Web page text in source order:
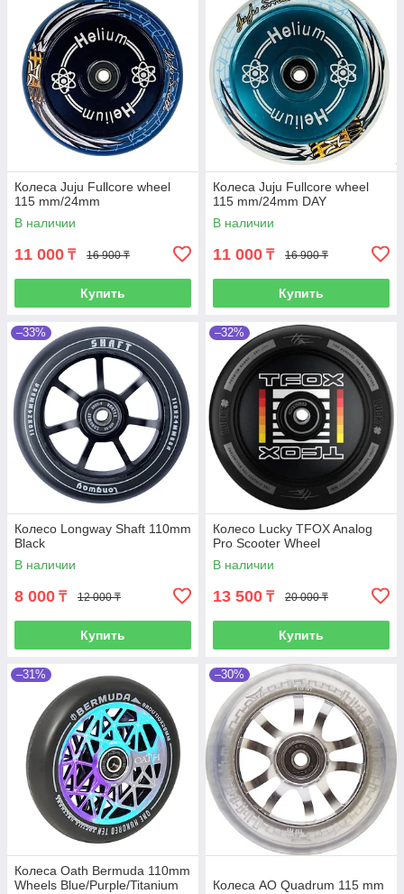
Колеса Juju Fullcore wheel
115 mm/24mm
В наличии
11 000 ₸ 16 900 ₸
Купить
Колеса Juju Fullcore wheel
115 mm/24mm DAY
В наличии
11 000 ₸ 16 900 ₸
Купить
–33%
Колесо Longway Shaft 110mm
Black
В наличии
8 000 ₸ 12 000 ₸
Купить
–32%
Колесо Lucky TFOX Analog
Pro Scooter Wheel
В наличии
13 500 ₸ 20 000 ₸
Купить
–31%
Колеса Oath Bermuda 110mm
Wheels Blue/Purple/Titanium
–30%
Колеса AO Quadrum 115 mm